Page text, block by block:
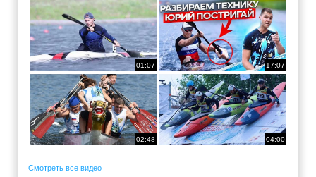
01:07 17:07
02:48 04:00
Смотреть все видео